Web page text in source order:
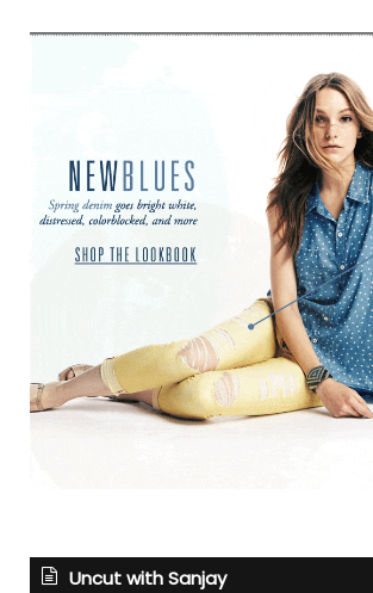
Uncut with Sanjay